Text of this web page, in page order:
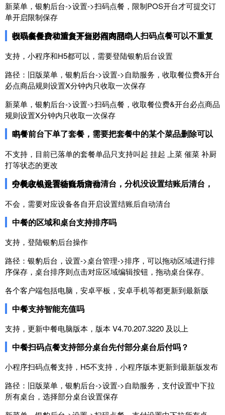
新菜单，银豹后台->设置->扫码点餐，限制POS开台才可提交订
单开启限制保存
扫码点餐自动清台下短时间内同个人扫码点餐可以不重复收取餐位费和重复开台必点商品吗
支持，小程序和H5都可以，需要登陆银豹后台设置
路径：旧版菜单，银豹后台->设置->自助服务，收取餐位费&开台
必点商品规则设置X分钟内只收取一次保存
新菜单，银豹后台->设置->扫码点餐，收取餐位费&开台必点商品
规则设置X分钟内只收取一次保存
中餐前台下单了套餐，需要把套餐中的某个菜品删除可以吗？
不支持，目前已落单的套餐单品只支持叫起 挂起 上菜 催菜 补厨
打等状态的更改
中餐主机设置结账后自动清台，分机没设置结账后清台，分机收银是否会自动清台
不会，需要对应设备各自开启设置结账后自动清台
中餐的区域和桌台支持排序吗
支持，登陆银豹后台操作
路径：银豹后台，设置->桌台管理->排序，可以拖动区域进行排
序保存，桌台排序则点击对应区域编辑按钮，拖动桌台保存。
各个客户端包括电脑，安卓平板，安卓手机等都更新到最新版
中餐支持智能充值吗
支持，更新中餐电脑版本，版本 V4.70.207.3220 及以上
中餐扫码点餐支持部分桌台先付部分桌台后付吗？
小程序扫码点餐支持，H5不支持，小程序版本更新到最新版发布
路径：旧版菜单，银豹后台->设置->自助服务，支付设置中下拉
所有桌台，选择部分桌台设置保存